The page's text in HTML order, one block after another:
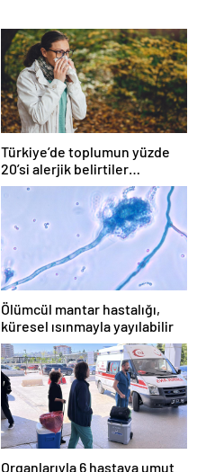
Türkiye’de toplumun yüzde
20’si alerjik belirtiler
gösteriyor
Ölümcül mantar hastalığı,
küresel ısınmayla yayılabilir
Organlarıyla 6 hastaya umut